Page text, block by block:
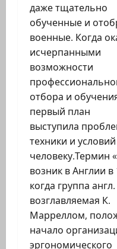
даже тщательно
обученные и
военные. Когда
исчерпанными
возможности
отбора и
первый план
выступила
техники и
человеку.Термин
возник в Англии в
когда группа
возглавляемая К.
Марреллом,
начало
эргономического